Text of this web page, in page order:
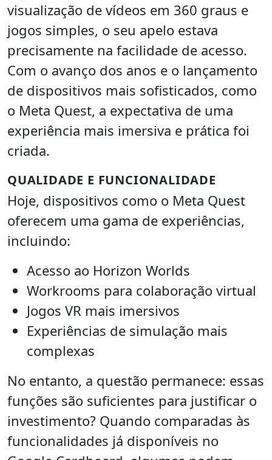
visualização de vídeos em 360 graus e
jogos simples, o seu apelo estava
precisamente na facilidade de acesso.
Com o avanço dos anos e o lançamento
de dispositivos mais sofisticados, como
o Meta Quest, a expectativa de uma
experiência mais imersiva e prática foi
criada.
QUALIDADE E FUNCIONALIDADE
Hoje, dispositivos como o Meta Quest
oferecem uma gama de experiências,
incluindo:
Acesso ao Horizon Worlds
Workrooms para colaboração virtual
Jogos VR mais imersivos
Experiências de simulação mais
complexas
No entanto, a questão permanece: essas
funções são suficientes para justificar o
investimento? Quando comparadas às
funcionalidades já disponíveis no